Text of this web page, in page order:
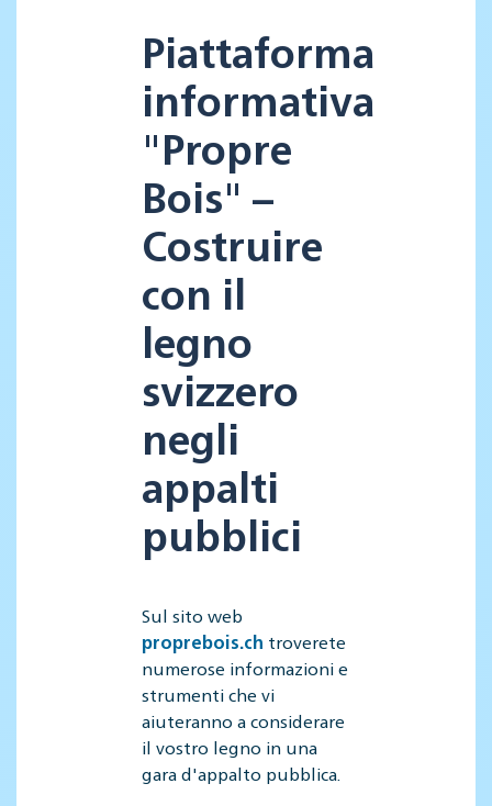
Piattaforma
informativa
"Propre
Bois" –
Costruire
con il
legno
svizzero
negli
appalti
pubblici
Sul sito web
proprebois.ch troverete
numerose informazioni e
strumenti che vi
aiuteranno a considerare
il vostro legno in una
gara d'appalto pubblica.